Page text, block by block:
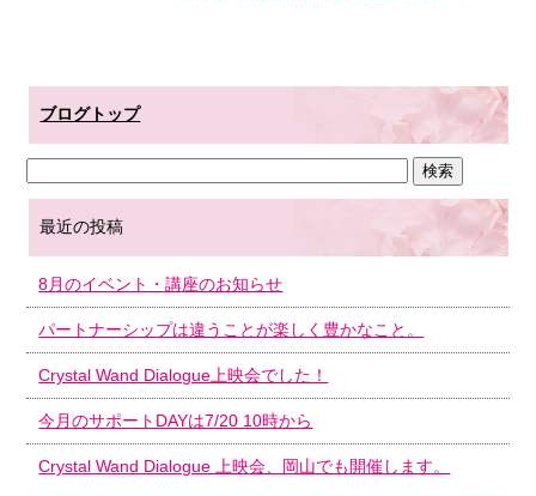
ブログトップ
最近の投稿
8月のイベント・講座のお知らせ
パートナーシップは違うことが楽しく豊かなこと。
Crystal Wand Dialogue上映会でした！
今月のサポートDAYは7/20 10時から
Crystal Wand Dialogue 上映会、岡山でも開催します。